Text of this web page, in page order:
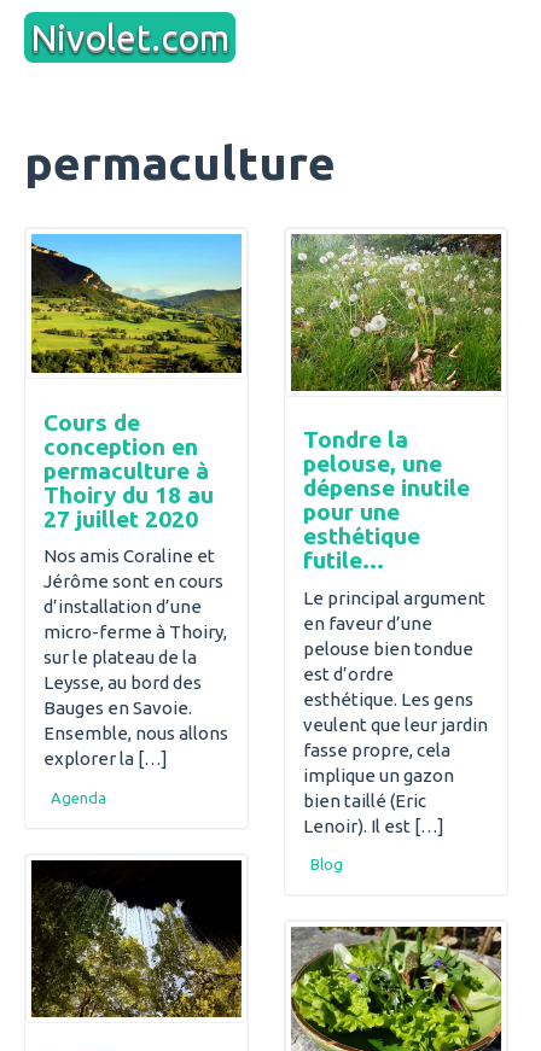
Aller
contenu
Nivolet.com
permaculture
Cours de
conception en
permaculture à
Thoiry du 18 au
27 juillet 2020
Nos amis Coraline et
Jérôme sont en cours
d’installation d’une
micro-ferme à Thoiry,
sur le plateau de la
Leysse, au bord des
Bauges en Savoie.
Ensemble, nous allons
explorer la […]
Agenda
Tondre la
pelouse, une
dépense inutile
pour une
esthétique
futile…
Le principal argument
en faveur d’une
pelouse bien tondue
est d’ordre
esthétique. Les gens
veulent que leur jardin
fasse propre, cela
implique un gazon
bien taillé (Eric
Lenoir). Il est […]
Blog